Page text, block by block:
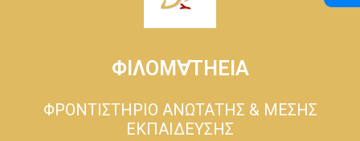
ΦΙΛΟΜ∀ΤΗΕΙΑ
ΦΡΟΝΤΙΣΤΗΡΙΟ ΑΝΩΤΑΤΗΣ & ΜΕΣΗΣ
ΕΚΠΑΙΔΕΥΣΗΣ